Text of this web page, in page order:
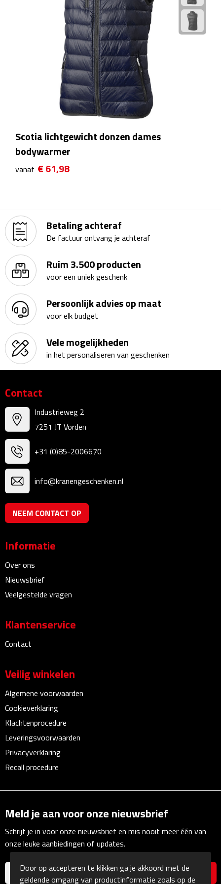
Beurs & Evenementen
Naambadges & naamkaarthouders
Stickers
Visitekaartjes
Bureauklokken
Bureaulampen
Bureau onderleggers
Bureau organizers
Bureausets
Bureau ventilatoren
Gummen
Linialen
Magneten
Pennen etui's
Pennenhouders
Puntenslijpers
Rekenmachines
Document- & Schrijfmappen
Documentmappen
Multifunctionele documentmappen
Schrijfmappen
Klemborden
Notitieboeken en Schriften
Memo's
Memoboekjes
Memo sets
Unieke memo's
Scotia lichtgewicht donzen dames
bodywarmer
vanaf € 61,98
Betaling achteraf
De factuur ontvang je achteraf
Ruim 3.500 producten
voor een uniek geschenk
Persoonlijk advies op maat
voor elk budget
Vele mogelijkheden
in het personaliseren van geschenken
Contact
Industrieweg 2
7251 JT Vorden
+31 (0)85-2006670
info@kranengeschenken.nl
NEEM CONTACT OP
Informatie
Over ons
Nieuwsbrief
Veelgestelde vragen
Klantenservice
Contact
Veilig winkelen
Algemene voorwaarden
Cookieverklaring
Klachtenprocedure
Leveringsvoorwaarden
Privacyverklaring
Recall procedure
Meld je aan voor onze nieuwsbrief
Schrijf je in voor onze nieuwsbrief en mis nooit meer één van
onze leuke aanbiedingen of updates.
Door op accepteren te klikken ga je akkoord met de
geldende omgang van productinformatie zoals op de